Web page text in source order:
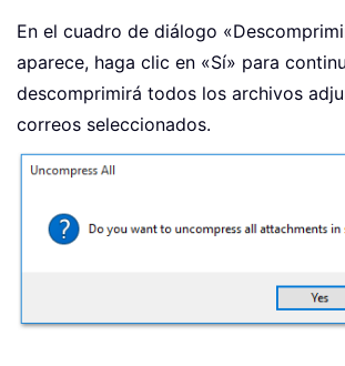
En el cuadro de diálogo
aparece, haga clic en «Sí» para
descomprimirá todos los archivos
correos seleccionados.